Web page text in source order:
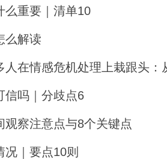
么重要｜清单10
么解读
在情感危机处理上栽跟头：
信吗｜分歧点6
察注意点与8个关键点
｜要点10则